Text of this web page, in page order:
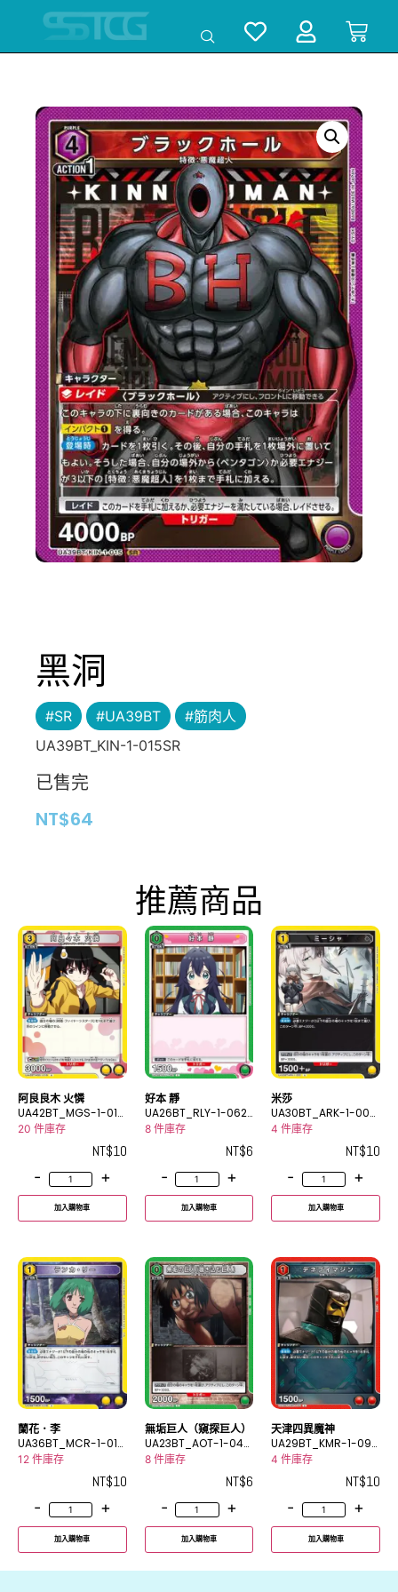
黑洞
#SR #UA39BT
#筋肉人
UA39BT_KIN-1-015SR
已售完
NT$64
推薦商品
阿良良木 火憐
UA42BT_MGS-1-019
U
20 件庫存
NT$10
-
+
加入購物車
好本 靜
UA26BT_RLY-1-062
C
8 件庫存
NT$6
-
+
加入購物車
米莎
UA30BT_ARK-1-002
U
4 件庫存
NT$10
-
+
加入購物車
蘭花．李
UA36BT_MCR-1-018
U
12 件庫存
NT$10
-
+
加入購物車
無垢巨人（窺探巨人）
UA23BT_AOT-1-042
C
8 件庫存
NT$6
-
+
加入購物車
天津四異魔神
UA29BT_KMR-1-091
U
4 件庫存
NT$10
-
+
加入購物車